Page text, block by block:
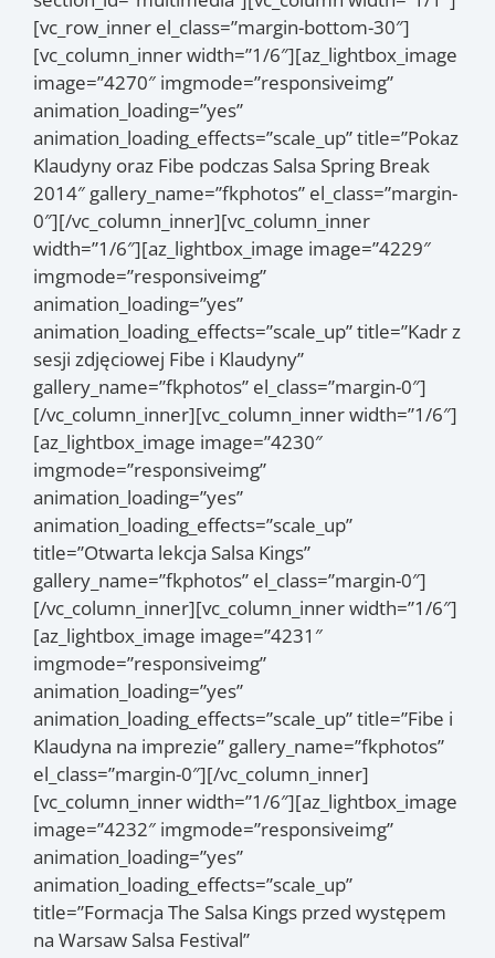
[vc_row_inner el_class=”margin-bottom-30″]
[vc_column_inner width=”1/6″][az_lightbox_image
image=”4270″ imgmode=”responsiveimg”
animation_loading=”yes”
animation_loading_effects=”scale_up” title=”Pokaz
Klaudyny oraz Fibe podczas Salsa Spring Break
2014″ gallery_name=”fkphotos” el_class=”margin-
0″][/vc_column_inner][vc_column_inner
width=”1/6″][az_lightbox_image image=”4229″
imgmode=”responsiveimg”
animation_loading=”yes”
animation_loading_effects=”scale_up” title=”Kadr z
sesji zdjęciowej Fibe i Klaudyny”
gallery_name=”fkphotos” el_class=”margin-0″]
[/vc_column_inner][vc_column_inner width=”1/6″]
[az_lightbox_image image=”4230″
imgmode=”responsiveimg”
animation_loading=”yes”
animation_loading_effects=”scale_up”
title=”Otwarta lekcja Salsa Kings”
gallery_name=”fkphotos” el_class=”margin-0″]
[/vc_column_inner][vc_column_inner width=”1/6″]
[az_lightbox_image image=”4231″
imgmode=”responsiveimg”
animation_loading=”yes”
animation_loading_effects=”scale_up” title=”Fibe i
Klaudyna na imprezie” gallery_name=”fkphotos”
el_class=”margin-0″][/vc_column_inner]
[vc_column_inner width=”1/6″][az_lightbox_image
image=”4232″ imgmode=”responsiveimg”
animation_loading=”yes”
animation_loading_effects=”scale_up”
title=”Formacja The Salsa Kings przed występem
na Warsaw Salsa Festival”